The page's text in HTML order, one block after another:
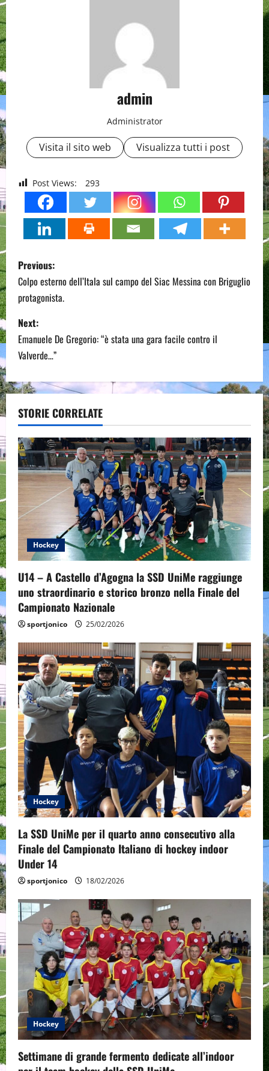
admin
Administrator
Visita il sito web Visualizza tutti i post
Post Views: 293
P
o
s
t
n
a
v
i
g
a
t
i
o
n
Previous:
Colpo esterno dell’Itala sul campo del Siac Messina con Briguglio
protagonista.
Next:
Emanuele De Gregorio: “è stata una gara facile contro il
Valverde…”
STORIE CORRELATE
Hockey
U14 – A Castello d’Agogna la SSD UniMe raggiunge
uno straordinario e storico bronzo nella Finale del
Campionato Nazionale
sportjonico 25/02/2026
Hockey
La SSD UniMe per il quarto anno consecutivo alla
Finale del Campionato Italiano di hockey indoor
Under 14
sportjonico 18/02/2026
Hockey
Settimane di grande fermento dedicate all’indoor